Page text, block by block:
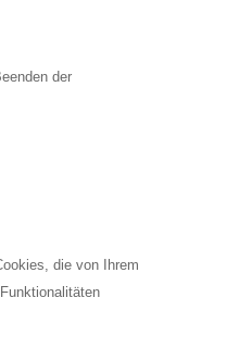
der
die von Ihrem